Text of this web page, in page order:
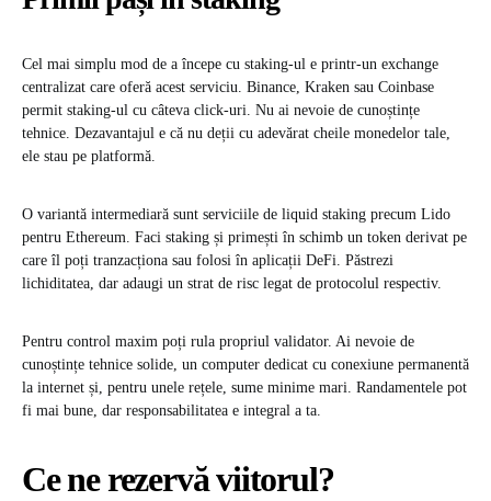
Cel mai simplu mod de a începe cu staking-ul e printr-un exchange
centralizat care oferă acest serviciu. Binance, Kraken sau Coinbase
permit staking-ul cu câteva click-uri. Nu ai nevoie de cunoștințe
tehnice. Dezavantajul e că nu deții cu adevărat cheile monedelor tale,
ele stau pe platformă.
O variantă intermediară sunt serviciile de liquid staking precum Lido
pentru Ethereum. Faci staking și primești în schimb un token derivat pe
care îl poți tranzacționa sau folosi în aplicații DeFi. Păstrezi
lichiditatea, dar adaugi un strat de risc legat de protocolul respectiv.
Pentru control maxim poți rula propriul validator. Ai nevoie de
cunoștințe tehnice solide, un computer dedicat cu conexiune permanentă
la internet și, pentru unele rețele, sume minime mari. Randamentele pot
fi mai bune, dar responsabilitatea e integral a ta.
Ce ne rezervă viitorul?